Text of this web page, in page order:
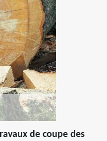
de coupe des